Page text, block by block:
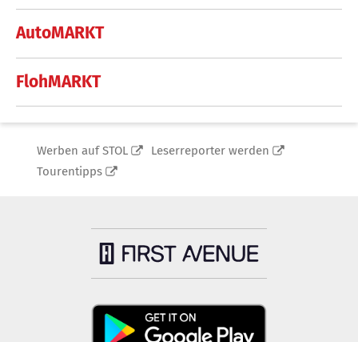
AutoMARKT
FlohMARKT
Werben auf STOL
Leserreporter werden
Tourentipps